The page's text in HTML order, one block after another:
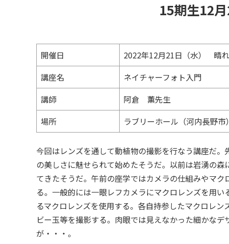
15期生12
開催日
2022年12月21日（水） 晴れ
講座名
ネイチャーフォト入門
講師
阿倉 薫先生
場所
ラブリーホール（河内長野市）
今回はレンズを通して動植物の撮影を行なう講座だ
の美しさに魅せられて始めたそうだ。以前は岩湧の
てきたそうだ。午前の座学ではカメラの仕組みやマ
る。一般的には一眼レフカメラにマクロレンズを用
るマクロレンズを使用する。各自持参したマクロレン
ビー玉等を撮影する。肉眼では見えなかった細かな
が・・・。